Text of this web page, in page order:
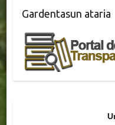
Gardentasun ataria